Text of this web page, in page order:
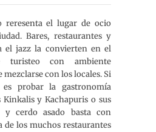
reresenta el lugar de ocio
Bares, restaurantes y
el jazz la convierten en el
con ambiente
con los locales. Si
probar la gastronomía
Kinkalis y Kachapuris o sus
y cerdo asado basta con
de los muchos restaurantes